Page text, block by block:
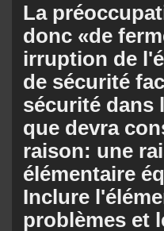
La
donc «de
irruption de
de sécurité
sécurité dans
que devra
raison: une
élémentaire
Inclure
problèmes et